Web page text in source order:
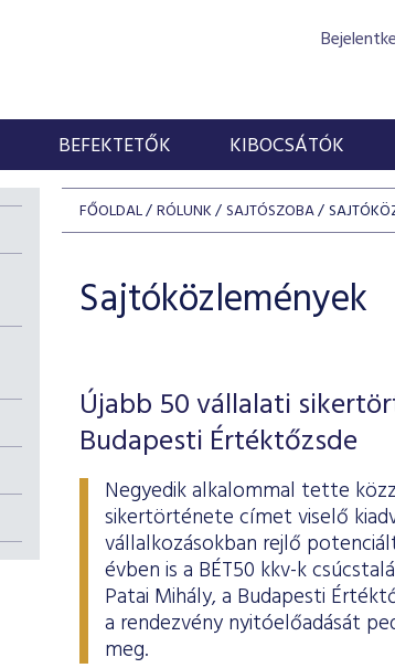
BEFEKTETŐK KIBOCSÁTÓK
FŐOLDAL RÓLUNK SAJTÓSZOBA
Sajtóközlemények
Újabb 50 vállalati
Budapesti Értéktőzsde
Negyedik alkalommal tette
sikertörténete címet viselő
vállalkozásokban rejlő
évben is a BÉT50 kkv-k
Patai Mihály, a Budapesti
a rendezvény nyitóelőadását
meg.